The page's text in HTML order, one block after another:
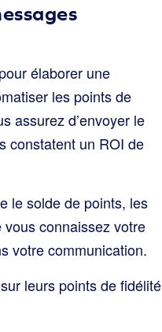
élaborer une
les points de
assurez d’envoyer le
constatent un ROI de
le solde de points, les
connaissez votre
votre communication.
leurs points de fidélité